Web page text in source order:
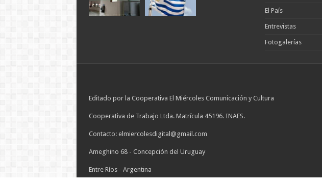
El País
Entrevistas
Fotogalerías
Editado por la Cooperativa El Miércoles Comunicación y Cultura
Cooperativa de Trabajo Ltda. Matrícula 45196. INAES.
Contacto: elmiercolesdigital@gmail.com
Ameghino 68 - Concepción del Uruguay
Entre Ríos - Argentina